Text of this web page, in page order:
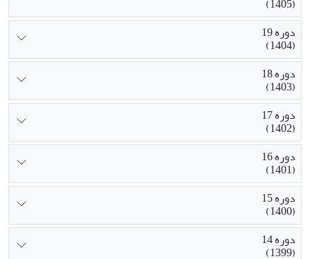
دوره 19
(1404)
دوره 18
(1403)
دوره 17
(1402)
دوره 16
(1401)
دوره 15
(1400)
دوره 14
(1399)